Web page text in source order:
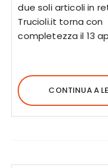
due soli articoli in
Trucioli.it torna con
completezza il 13
CONTINUA A